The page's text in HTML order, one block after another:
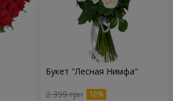
Букет "Лесная Нимфа"
2 399 грн